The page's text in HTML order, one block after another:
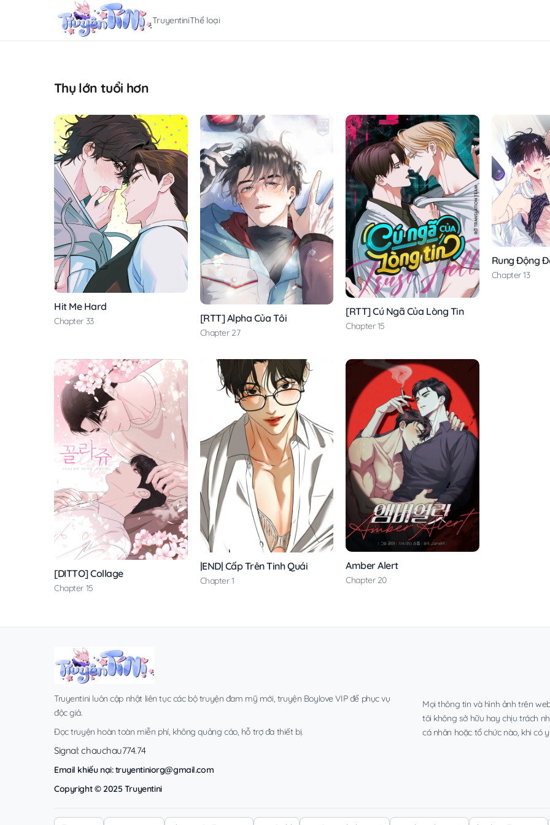
TruyentiniThể loại
Thụ lớn tuổi hơn
Hit Me Hard
Chapter 33 [RTT] Alpha Của Tôi
Chapter 27
[RTT] Cú Ngã Của Lòng Tin
Chapter 15
Rung Động
Chapter 13
[DITTO] Collage
Chapter 15
|END| Cấp Trên Tinh Quái
Chapter 1
Amber Alert
Chapter 20
Truyentini luôn cập nhật liên tục các bộ truyện đam mỹ mới, truyện Boylove VIP để phục vụ
độc giả.
Đọc truyện hoàn toàn miễn phí, không quảng cáo, hỗ trợ đa thiết bị.
Signal: chauchau774.74
Email khiếu nại:truyentiniorg@gmail.com
Copyright © 2025 Truyentini
Mọi thông tin và hình ảnh trên
tôi không sở hữu hay chịu trách
cá nhân hoặc tổ chức nào, khi có